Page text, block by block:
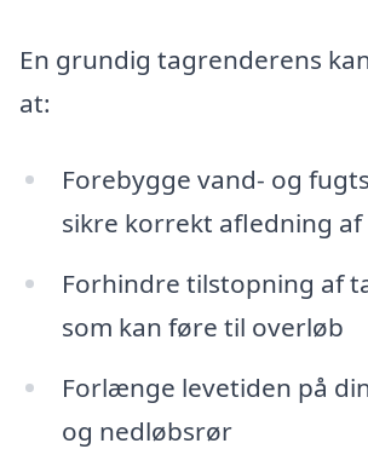
En grundig tagrenderens
at:
Forebygge vand- og
sikre korrekt afledning
Forhindre tilstopning af
som kan føre til overløb
Forlænge levetiden på
og nedløbsrør